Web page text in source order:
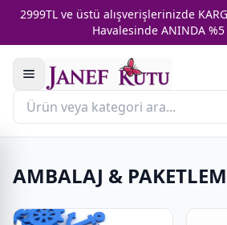
2999TL ve üstü alışverişlerinizde
Havalesinde ANINDA
AMBALAJ &